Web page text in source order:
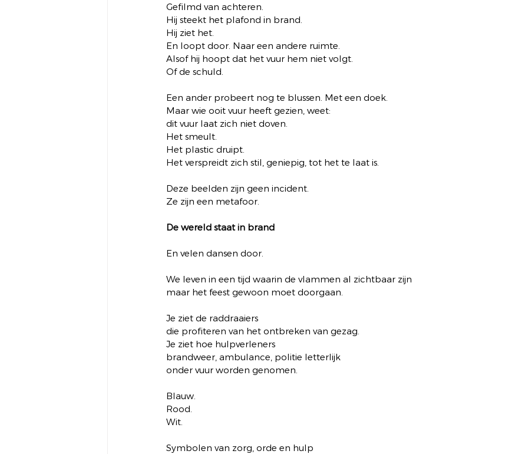
Gefilmd van achteren.
Hij steekt het plafond in brand.
Hij ziet het.
En loopt door. Naar een andere ruimte.
Alsof hij hoopt dat het vuur hem niet volgt.
Of de schuld.
Een ander probeert nog te blussen. Met een doek.
Maar wie ooit vuur heeft gezien, weet:
dit vuur laat zich niet doven.
Het smeult.
Het plastic druipt.
Het verspreidt zich stil, geniepig, tot het te laat is.
Deze beelden zijn geen incident.
Ze zijn een metafoor.
De wereld staat in brand
En velen dansen door.
We leven in een tijd waarin de vlammen al zichtbaar zijn
maar het feest gewoon moet doorgaan.
Je ziet de raddraaiers
die profiteren van het ontbreken van gezag.
Je ziet hoe hulpverleners
brandweer, ambulance, politie letterlijk
onder vuur worden genomen.
Blauw.
Rood.
Wit.
Symbolen van zorg, orde en hulp